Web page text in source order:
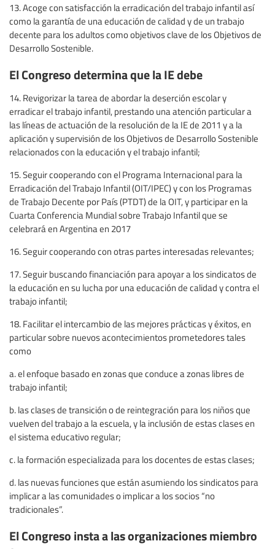
13. Acoge con satisfacción la erradicación del trabajo infantil así
como la garantía de una educación de calidad y de un trabajo
decente para los adultos como objetivos clave de los Objetivos de
Desarrollo Sostenible.
El Congreso determina que la IE debe
14. Revigorizar la tarea de abordar la deserción escolar y
erradicar el trabajo infantil, prestando una atención particular a
las líneas de actuación de la resolución de la IE de 2011 y a la
aplicación y supervisión de los Objetivos de Desarrollo Sostenible
relacionados con la educación y el trabajo infantil;
15. Seguir cooperando con el Programa Internacional para la
Erradicación del Trabajo Infantil (OIT/IPEC) y con los Programas
de Trabajo Decente por País (PTDT) de la OIT, y participar en la
Cuarta Conferencia Mundial sobre Trabajo Infantil que se
celebrará en Argentina en 2017
16. Seguir cooperando con otras partes interesadas relevantes;
17. Seguir buscando financiación para apoyar a los sindicatos de
la educación en su lucha por una educación de calidad y contra el
trabajo infantil;
18. Facilitar el intercambio de las mejores prácticas y éxitos, en
particular sobre nuevos acontecimientos prometedores tales
como
a. el enfoque basado en zonas que conduce a zonas libres de
trabajo infantil;
b. las clases de transición o de reintegración para los niños que
vuelven del trabajo a la escuela, y la inclusión de estas clases en
el sistema educativo regular;
c. la formación especializada para los docentes de estas clases;
d. las nuevas funciones que están asumiendo los sindicatos para
implicar a las comunidades o implicar a los socios “no
tradicionales”.
El Congreso insta a las organizaciones miembro